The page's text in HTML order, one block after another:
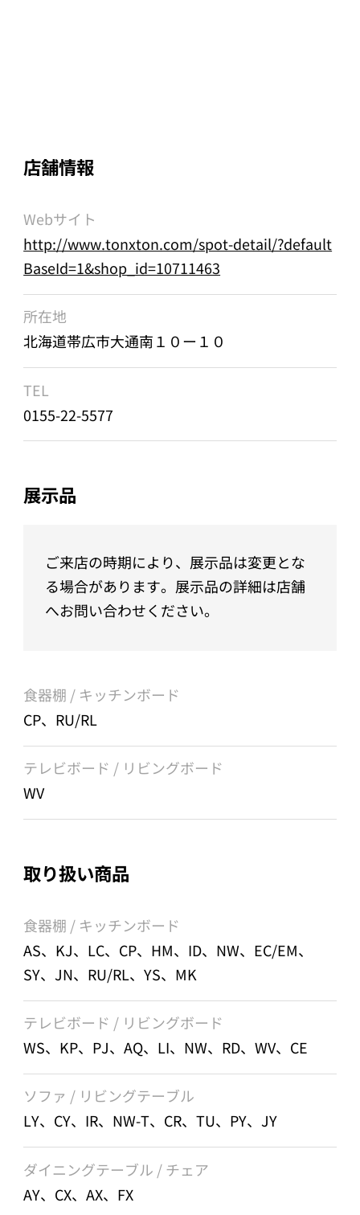
店舗情報
Webサイト
http://www.tonxton.com/spot-detail/?default
BaseId=1&shop_id=10711463
所在地
北海道帯広市大通南１０ー１０
TEL
0155-22-5577
展示品
ご来店の時期により、展示品は変更とな
る場合があります。展示品の詳細は店舗
へお問い合わせください。
食器棚 / キッチンボード
CP、RU/RL
テレビボード / リビングボード
WV
取り扱い商品
食器棚 / キッチンボード
AS、KJ、LC、CP、HM、ID、NW、EC/EM、
SY、JN、RU/RL、YS、MK
テレビボード / リビングボード
WS、KP、PJ、AQ、LI、NW、RD、WV、CE
ソファ / リビングテーブル
LY、CY、IR、NW-T、CR、TU、PY、JY
ダイニングテーブル / チェア
AY、CX、AX、FX